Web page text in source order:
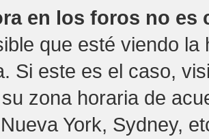
en los foros no es
que esté viendo
Si este es el caso,
zona horaria de
York, Sydney,